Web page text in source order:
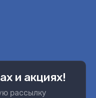
и акциях!
рассылку